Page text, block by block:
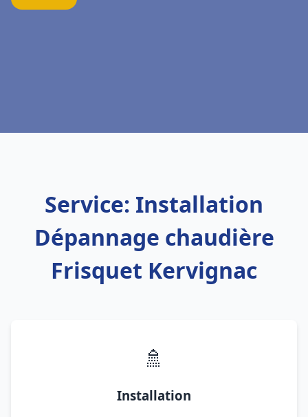
Service: Installation
Dépannage chaudière
Frisquet Kervignac
🚿
Installation